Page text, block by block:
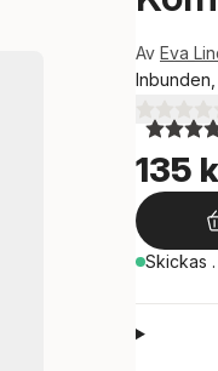
Av Eva
4,0utav 5
135
Skickas .